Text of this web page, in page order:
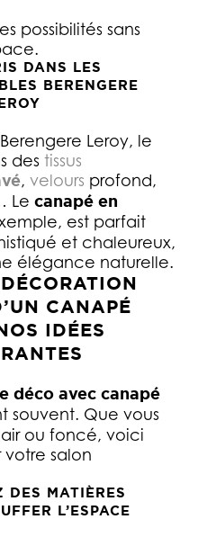
possibilités sans
DANS LES
BERENGERE
Leroy, le
des tissus
, velours profond,
Le canapé en
est parfait
et chaleureux,
élégance naturelle.
CANAPÉ
IDÉES
déco avec canapé
souvent. Que vous
ou foncé, voici
salon
DES MATIÈRES
L’ESPACE